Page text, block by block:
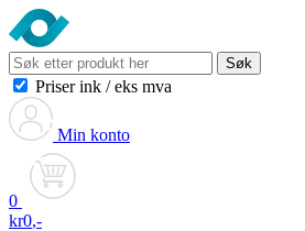
Søk
Priser ink / eks mva
Min konto
0
kr0,-